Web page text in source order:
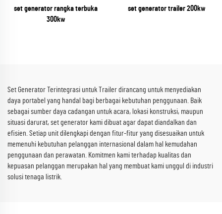
set generator rangka terbuka
300kw
set generator trailer 200kw
Set Generator Terintegrasi untuk Trailer dirancang untuk menyediakan
daya portabel yang handal bagi berbagai kebutuhan penggunaan. Baik
sebagai sumber daya cadangan untuk acara, lokasi konstruksi, maupun
situasi darurat, set generator kami dibuat agar dapat diandalkan dan
efisien. Setiap unit dilengkapi dengan fitur-fitur yang disesuaikan untuk
memenuhi kebutuhan pelanggan internasional dalam hal kemudahan
penggunaan dan perawatan. Komitmen kami terhadap kualitas dan
kepuasan pelanggan merupakan hal yang membuat kami unggul di industri
solusi tenaga listrik.